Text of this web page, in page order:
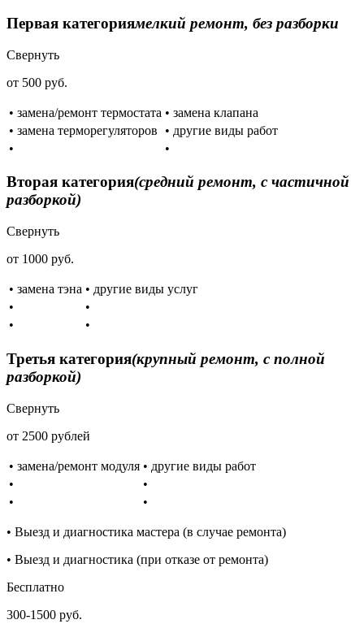
Первая категориямелкий ремонт, без разборки
Свернуть
от 500 руб.
• замена/ремонт термостата • замена клапана
• замена терморегуляторов
• другие виды работ
•
•
Вторая категория(средний ремонт, с частичной
разборкой)
Свернуть
от 1000 руб.
• замена тэна • другие виды услуг
•
•
•
•
Третья категория(крупный ремонт, с полной
разборкой)
Свернуть
от 2500 рублей
• замена/ремонт модуля • другие виды работ
•
•
•
•
• Выезд и диагностика мастера (в случае ремонта)
• Выезд и диагностика (при отказе от ремонта)
Бесплатно
300-1500 руб.